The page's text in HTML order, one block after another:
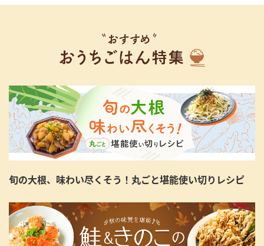
旬の大根、味わい尽くそう！丸ごと堪能使い切りレシピ